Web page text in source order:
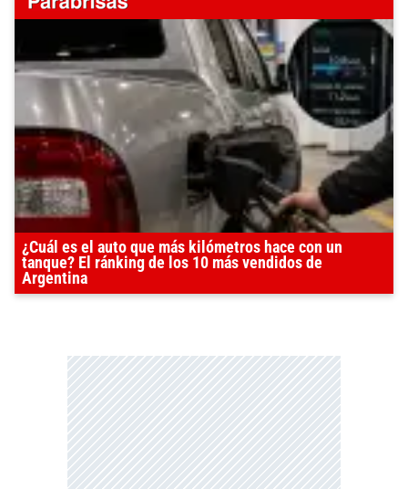
¿Cuál es el auto que más kilómetros hace con un
tanque? El ránking de los 10 más vendidos de
Argentina